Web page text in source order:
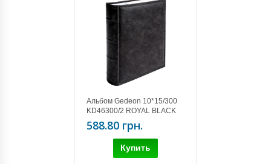
Альбом Gedeon 10*15/300
KD46300/2 ROYAL BLACK
588.80 грн.
Купить